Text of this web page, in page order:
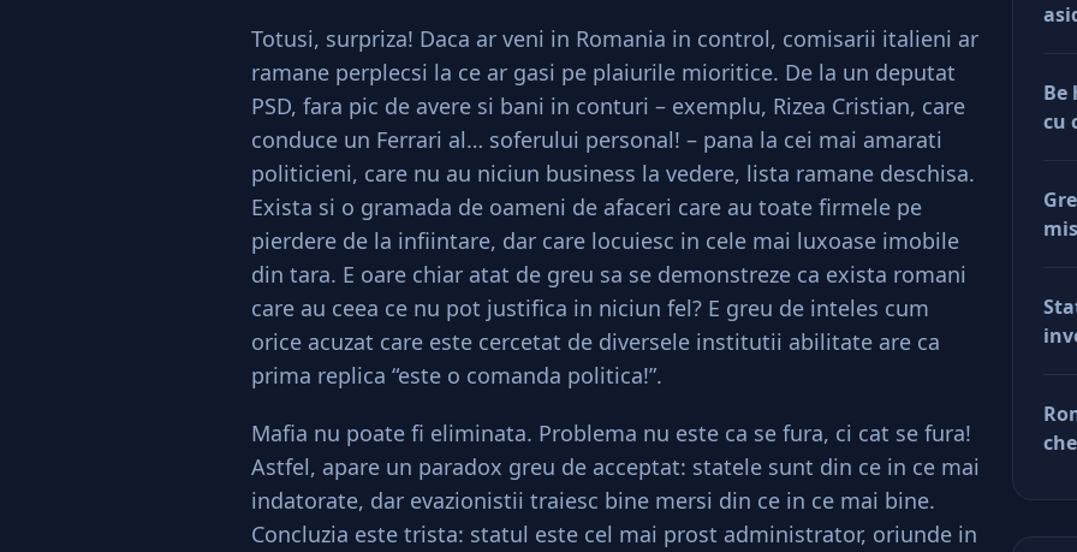
Totusi, surpriza! Daca ar veni in Romania in control, comisarii italieni ar
ramane perplecsi la ce ar gasi pe plaiurile mioritice. De la un deputat
PSD, fara pic de avere si bani in conturi – exemplu, Rizea Cristian, care
conduce un Ferrari al… soferului personal! – pana la cei mai amarati
politicieni, care nu au niciun business la vedere, lista ramane deschisa.
Exista si o gramada de oameni de afaceri care au toate firmele pe
pierdere de la infiintare, dar care locuiesc in cele mai luxoase imobile
din tara. E oare chiar atat de greu sa se demonstreze ca exista romani
care au ceea ce nu pot justifica in niciun fel? E greu de inteles cum
orice acuzat care este cercetat de diversele institutii abilitate are ca
prima replica “este o comanda politica!”.
Mafia nu poate fi eliminata. Problema nu este ca se fura, ci cat se fura!
Astfel, apare un paradox greu de acceptat: statele sunt din ce in ce mai
indatorate, dar evazionistii traiesc bine mersi din ce in ce mai bine.
Concluzia este trista: statul este cel mai prost administrator, oriunde in
Be
cu